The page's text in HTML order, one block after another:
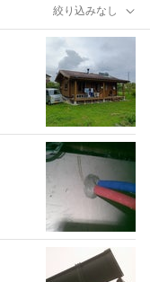
絞り込みなし